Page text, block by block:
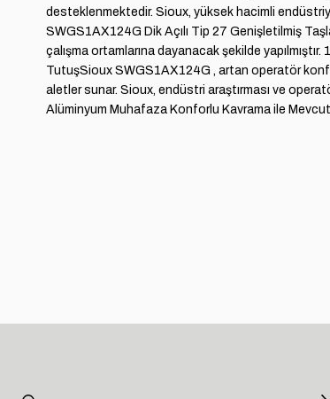
desteklenmektedir. Sioux, yüksek hacimli
SWGS1AX124G Dik Açılı Tip 27 Genişletilmiş
çalışma ortamlarına dayanacak şekilde
TutuşSioux SWGS1AX124G , artan operatör
aletler sunar. Sioux, endüstri araştırması ve
Alüminyum Muhafaza Konforlu Kavrama ile